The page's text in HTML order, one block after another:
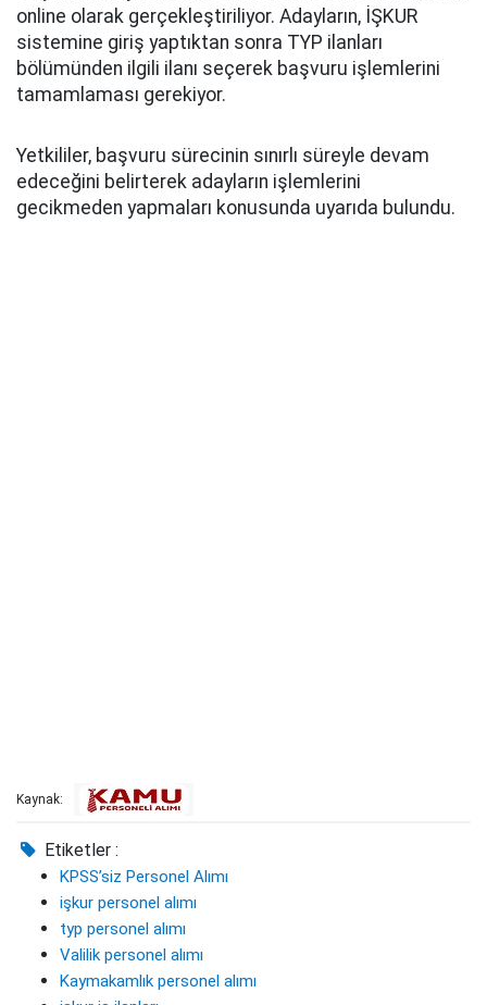
online olarak gerçekleştiriliyor. Adayların, İŞKUR
sistemine giriş yaptıktan sonra TYP ilanları
bölümünden ilgili ilanı seçerek başvuru işlemlerini
tamamlaması gerekiyor.
Yetkililer, başvuru sürecinin sınırlı süreyle devam
edeceğini belirterek adayların işlemlerini
gecikmeden yapmaları konusunda uyarıda bulundu.
Kaynak:
Etiketler :
KPSS’siz Personel Alımı
işkur personel alımı
typ personel alımı
Valilik personel alımı
Kaymakamlık personel alımı